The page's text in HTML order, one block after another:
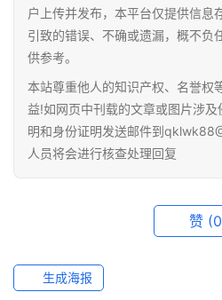
首
页
行
情
快
讯
户上传并发布，本平台仅提供信息
引致的错误、不确或遗漏，概不负
供参考。
本站尊重他人的知识产权、名誉权
益!如网页中刊载的文章或图片涉
明和身份证明发送邮件到
人员将会进行核查处理回复
赞
生成海报